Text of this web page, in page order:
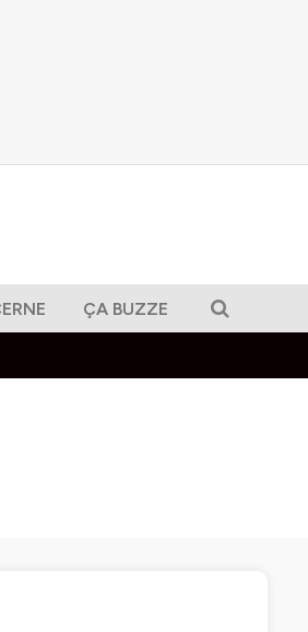
ÇA BUZZE